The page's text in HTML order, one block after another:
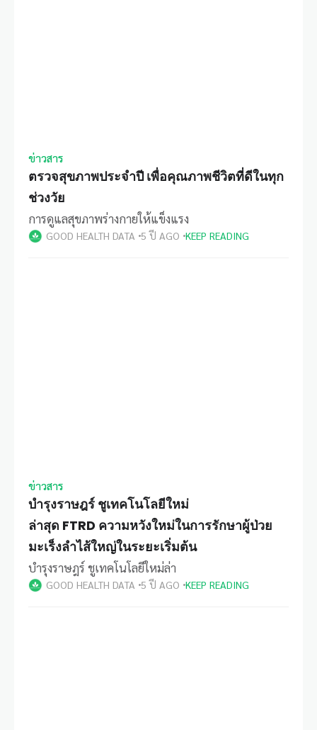
ข่าวสาร
ตรวจสุขภาพประจำปี เพื่อคุณภาพชีวิตที่ดีในทุก
ช่วงวัย
การดูแลสุขภาพร่างกายให้แข็งแรง
GOOD HEALTH DATA 5 ปี AGO KEEP READING
ข่าวสาร
บำรุงราษฎร์ ชูเทคโนโลยีใหม่
ล่าสุด FTRD ความหวังใหม่ในการรักษาผู้ป่วย
มะเร็งลำไส้ใหญ่ในระยะเริ่มต้น
บำรุงราษฎร์ ชูเทคโนโลยีใหม่ล่า
GOOD HEALTH DATA 5 ปี AGO KEEP READING